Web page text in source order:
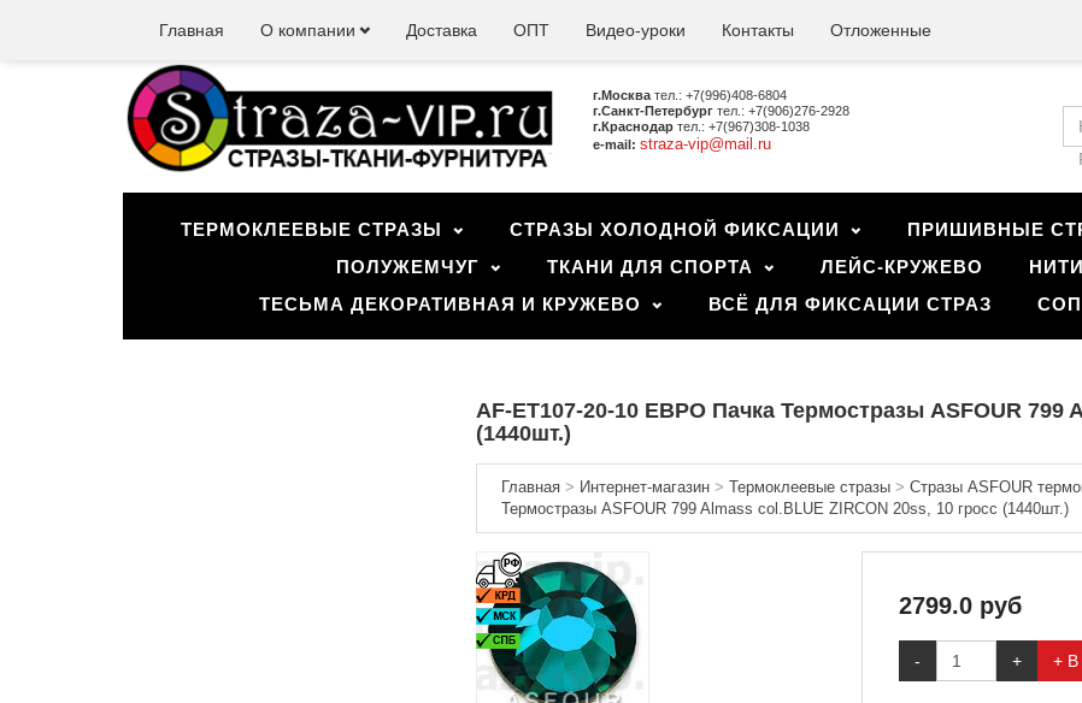
Главная О компании Доставка ОПТ Видео-уроки Контакты Отложенные
г.Москва тел.: +7(996)408-6804
г.Санкт-Петербург тел.: +7(906)276-2928
г.Краснодар тел.: +7(967)308-1038
e-mail: straza-vip@mail.ru
ТЕРМОКЛЕЕВЫЕ СТРАЗЫ СТРАЗЫ ХОЛОДНОЙ ФИКСАЦИИ ПРИШИВНЫЕ
ПОЛУЖЕМЧУГ
ТКАНИ ДЛЯ СПОРТА ЛЕЙС-КРУЖЕВО
ТЕСЬМА ДЕКОРАТИВНАЯ И КРУЖЕВО
ВСЁ ДЛЯ ФИКСАЦИИ СТРАЗ
AF-ET107-20-10 ЕВРО Пачка Термостразы ASFOUR 799
(1440шт.)
Главная> Интернет-магазин> Термоклеевые стразы> Стразы ASFOUR
Термостразы ASFOUR 799 Almass col.BLUE ZIRCON 20ss, 10 гросс (1440шт.)
2799.0руб
- + + В